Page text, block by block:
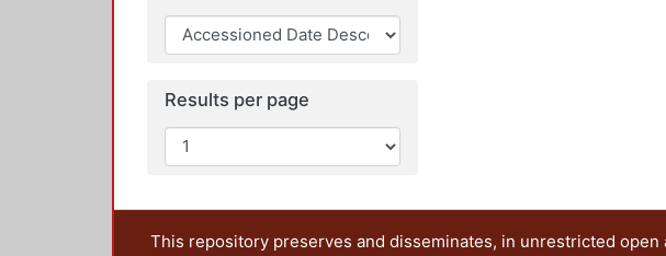
Results per page
This repository preserves and disseminates, in unrestricted